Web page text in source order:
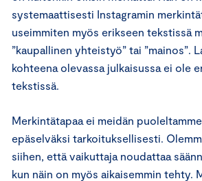
systemaattisesti Instagramin
useimmiten myös erikseen tekstissä
”kaupallinen yhteistyö” tai ”mainos”.
kohteena olevassa julkaisussa ei ole
tekstissä.
Merkintätapaa ei meidän
epäselväksi tarkoituksellisesti.
siihen, että vaikuttaja noudattaa
kun näin on myös aikaisemmin tehty.